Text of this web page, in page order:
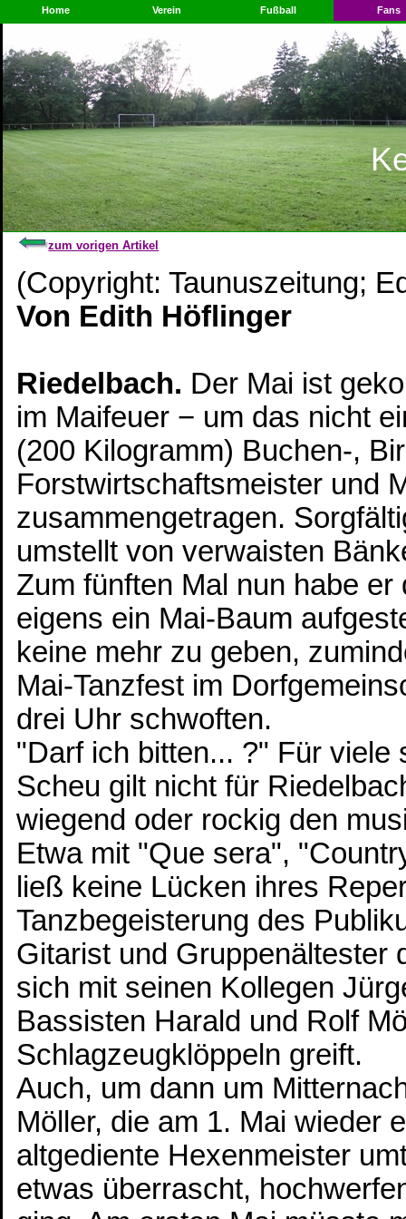
Home Verein Fußball Fans
zum vorigen Artikel
(Copyright: Taunuszeitung;
Von Edith Höflinger
Riedelbach. Der Mai ist
im Maifeuer − um das nicht
(200 Kilogramm) Buchen-,
Forstwirtschaftsmeister und
zusammengetragen.
umstellt von verwaisten
Zum fünften Mal nun habe
eigens ein Mai-Baum
keine mehr zu geben,
Mai-Tanzfest im
drei Uhr schwoften.
"Darf ich bitten... ?" Für viele
Scheu gilt nicht für
wiegend oder rockig den
Etwa mit "Que sera",
ließ keine Lücken ihres
Tanzbegeisterung des
Gitarist und Gruppenältester
sich mit seinen Kollegen
Bassisten Harald und Rolf
Schlagzeugklöppeln greift.
Auch, um dann um
Möller, die am 1. Mai wieder
altgediente Hexenmeister
etwas überrascht,